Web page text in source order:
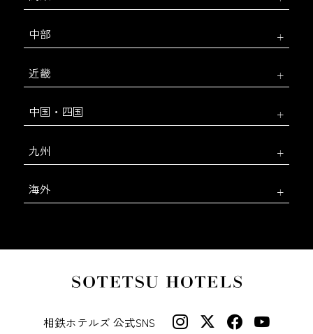
中部
近畿
中国・四国
九州
海外
相鉄ホテルズ 公式SNS